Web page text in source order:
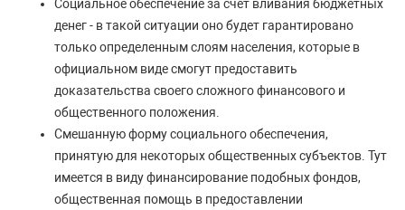
Социальное обеспечение за счёт вливания бюджетных
денег - в такой ситуации оно будет гарантировано
только определенным слоям населения, которые в
официальном виде смогут предоставить
доказательства своего сложного финансового и
общественного положения.
Смешанную форму социального обеспечения,
принятую для некоторых общественных субъектов. Тут
имеется в виду финансирование подобных фондов,
общественная помощь в предоставлении